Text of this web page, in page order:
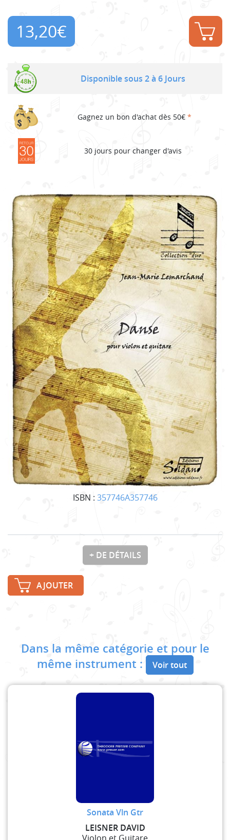
ISBN : 357746A357746
13,20€
Disponible sous 2 à 6 Jours
Gagnez un bon d'achat dès 50€ *
30 jours pour changer d'avis
+ DE DÉTAILS
AJOUTER
Dans la même catégorie et pour le
même instrument :
Voir tout
Sonata Vln Gtr
LEISNER DAVID